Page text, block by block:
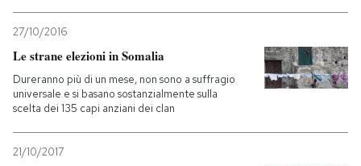
27/10/2016
Le strane elezioni in Somalia
Dureranno più di un mese, non sono a suffragio
universale e si basano sostanzialmente sulla
scelta dei 135 capi anziani dei clan
21/10/2017